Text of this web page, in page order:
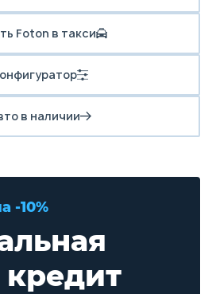
Foton в такси
в наличии
-10%
кредит